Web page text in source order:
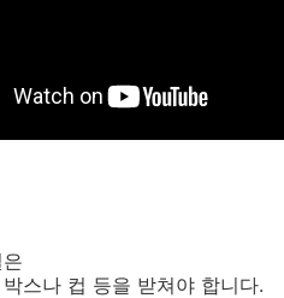
스나 컵 등을 받쳐야 합니다.